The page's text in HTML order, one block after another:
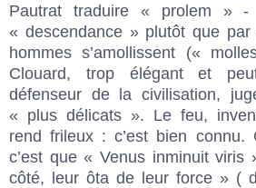
Pautrat traduire « prolem »
« descendance » plutôt que
hommes s’amollissent («
Clouard, trop élégant et
défenseur de la civilisation,
« plus délicats ». Le feu,
rend frileux : c’est bien connu.
c’est que « Venus inminuit viris
côté, leur ôta de leur force » (